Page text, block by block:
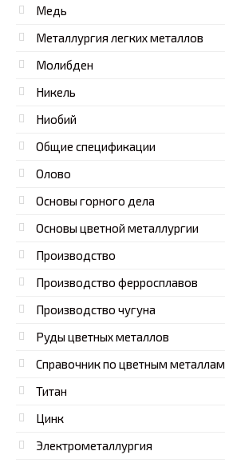
Медь
Металлургия легких металлов
Молибден
Никель
Ниобий
Общие спецификации
Олово
Основы горного дела
Основы цветной металлургии
Производство
Производство ферросплавов
Производство чугуна
Руды цветных металлов
Справочник по цветным металлам
Титан
Цинк
Электрометаллургия